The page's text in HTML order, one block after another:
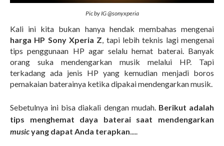
Pic by IG @sonyxperia
Kali ini kita bukan hanya hendak membahas mengenai
harga HP Sony Xperia Z , tapi lebih teknis lagi mengenai
tips penggunaan HP agar selalu hemat baterai. Banyak
orang suka mendengarkan musik melalui HP. Tapi
terkadang ada jenis HP yang kemudian menjadi boros
pemakaian baterainya ketika dipakai mendengarkan musik.
Sebetulnya ini bisa diakali dengan mudah. Berikut adalah
tips menghemat daya baterai saat mendengarkan
musicyang dapat Anda terapkan